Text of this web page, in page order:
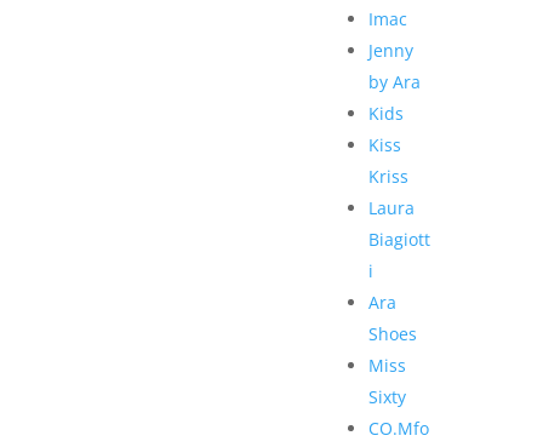
Imac
Jenny
by Ara
Kids
Kiss
Kriss
Laura
Biagiott
i
Ara
Shoes
Miss
Sixty
CO.Mfo